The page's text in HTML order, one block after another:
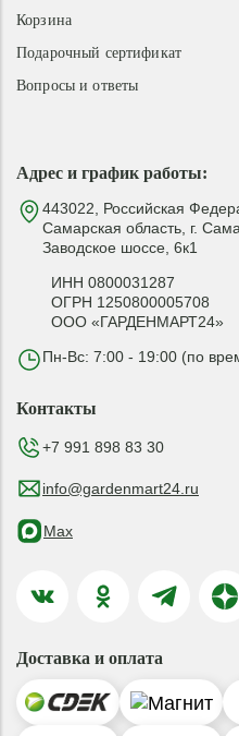
Адрес и график работы:
443022, Российская
Самарская область, г.
Заводское шоссе, 6к1
ИНН 0800031287
ОГРН 1250800005708
ООО «ГАРДЕНМАРТ24»
Пн-Вс: 7:00 - 19:00 (по
Корзина
Подарочный сертификат
Вопросы и ответы
Контакты
+7 991 898 83 30
info@gardenmart24.ru
Max
Доставка и оплата